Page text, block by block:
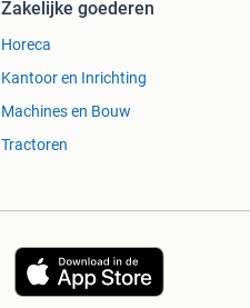
Zakelijke goederen
Horeca
Kantoor en Inrichting
Machines en Bouw
Tractoren